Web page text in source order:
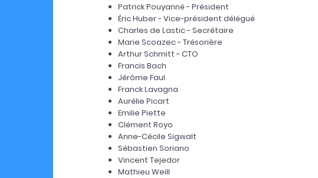
Patrick Pouyanné - Président
Éric Huber - Vice-président délégué
Charles de Lastic - Secrétaire
Marie Scoazec - Trésorière
Arthur Schmitt - CTO
Francis Bach
Jérôme Faul
Franck Lavagna
Aurélie Picart
Emilie Piette
Clément Royo
Anne-Cécile Sigwalt
Sébastien Soriano
Vincent Tejedor
Mathieu Weill